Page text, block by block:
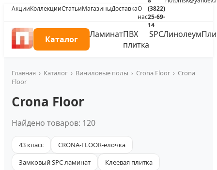
АкцииКоллекцииСтатьиМагазиныДоставкаО
нас
(3822)
25-69-
14
Каталог ЛаминатПВХ
плитка
SPCЛинолеум
Главная › Каталог › Виниловые полы › Crona Floor › Crona
Floor
Crona Floor
Найдено товаров: 120
43 класс
CRONA-FLOOR-ёлочка
Замковый SPC ламинат
Клеевая плитка